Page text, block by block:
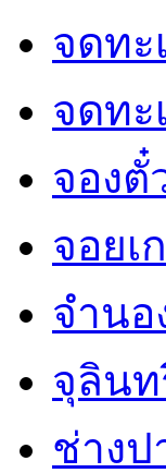
จดทะ
จดท
จองตั๋
จอยเ
จำน
จุลิน
ช่างป